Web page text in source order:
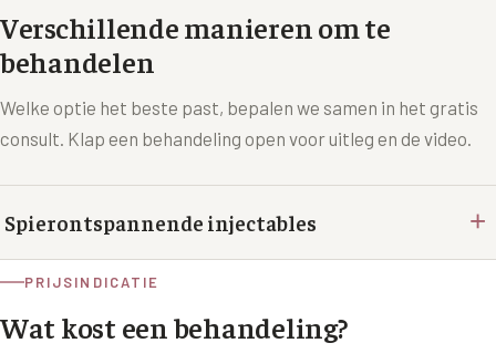
Verschillende manieren om te
behandelen
Welke optie het beste past, bepalen we samen in het gratis
consult. Klap een behandeling open voor uitleg en de video.
Spierontspannende injectables +
PRIJSINDICATIE
Wat kost een behandeling?